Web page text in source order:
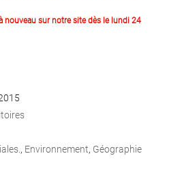
nouveau sur notre site dès le lundi 24
, Environnement, Géographie